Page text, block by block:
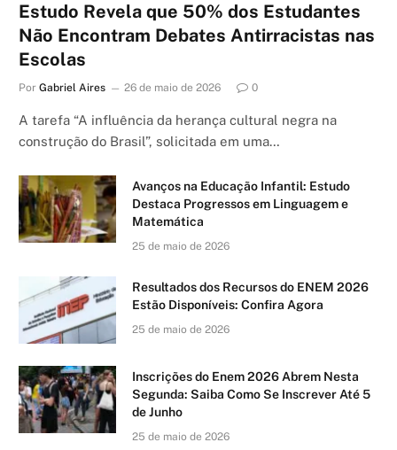
Estudo Revela que 50% dos Estudantes
Não Encontram Debates Antirracistas nas
Escolas
Por Gabriel Aires 26 de maio de 2026 0
A tarefa “A influência da herança cultural negra na
construção do Brasil”, solicitada em uma…
Avanços na Educação Infantil: Estudo
Destaca Progressos em Linguagem e
Matemática
25 de maio de 2026
Resultados dos Recursos do ENEM 2026
Estão Disponíveis: Confira Agora
25 de maio de 2026
Inscrições do Enem 2026 Abrem Nesta
Segunda: Saiba Como Se Inscrever Até 5
de Junho
25 de maio de 2026